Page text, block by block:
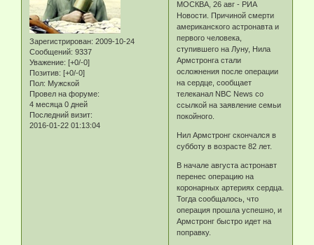
Зарегистрирован: 2009-10-24
Сообщений: 9337
Уважение: [+0/-0]
Позитив: [+0/-0]
Пол: Мужской
Провел на форуме:
4 месяца 0 дней
Последний визит:
2016-01-22 01:13:04
МОСКВА, 26 авг - РИА
Новости. Причиной смерти
американского астронавта и
первого человека,
ступившего на Луну, Нила
Армстронга стали
осложнения после операции
на сердце, сообщает
телеканал NBC News со
ссылкой на заявление семьи
покойного.
Нил Армстронг скончался в
субботу в возрасте 82 лет.
В начале августа астронавт
перенес операцию на
коронарных артериях сердца.
Тогда сообщалось, что
операция прошла успешно, и
Армстронг быстро идет на
поправку.